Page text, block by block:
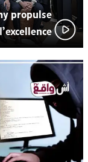
propulse